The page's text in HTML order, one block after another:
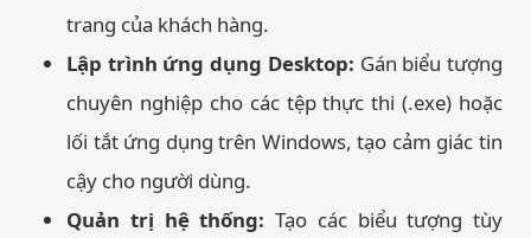
trang của khách hàng.
Lập trình ứng dụng Desktop: Gán biểu tượng
chuyên nghiệp cho các tệp thực thi (.exe) hoặc
lối tắt ứng dụng trên Windows, tạo cảm giác tin
cậy cho người dùng.
Quản trị hệ thống: Tạo các biểu tượng tùy